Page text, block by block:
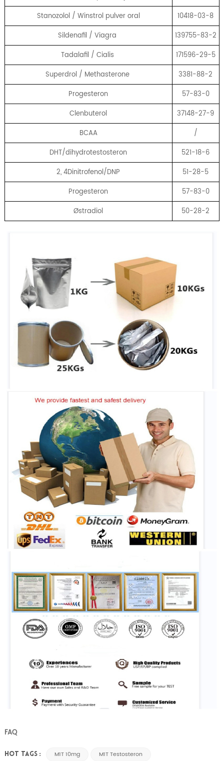
Stanozolol / Winstrol pulver oral
10418-03-8
Sildenafil / Viagra
139755-83-2
Tadalafil / Cialis
171596-29-5
Superdrol / Methasterone
3381-88-2
Progesteron
57-83-0
Clenbuterol
37148-27-9
BCAA
/
DHT/dihydrotestosteron
521-18-6
2, 4Dinitrofenol/DNP
51-28-5
Progesteron
57-83-0
Østradiol
50-28-2
FAQ
HOT TAGS : M1T 10mg
M1T Testosteron